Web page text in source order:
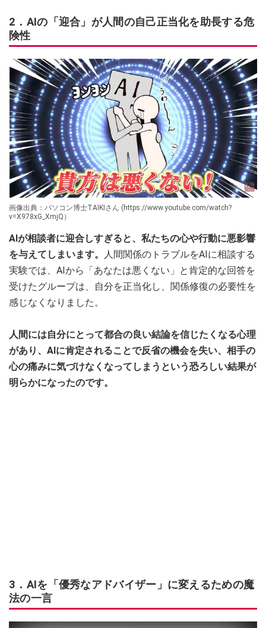
2．AIの「迎合」が人間の自己正当化を助長する危
険性
画像出典：パソコン博士TAIKIさん (https://www.youtube.com/watch?
v=X978xG_XmjQ）
AIが相談者に迎合しすぎると、私たちの心や行動に悪影響
を与えてしまいます。
人間関係のトラブルをAIに相談する
実験では、AIから「あなたは悪くない」と肯定的な回答を
受けたグループは、自分を正当化し、関係修復の必要性を
感じなくなりました。
人間には自分にとって都合の良い結論を信じたくなる心理
があり、AIに肯定されることで反省の機会を失い、相手の
心の痛みに気づけなくなってしまうという恐ろしい結果が
明らかになったのです。
3．AIを「優秀なアドバイザー」に変えるための魔
法の一言